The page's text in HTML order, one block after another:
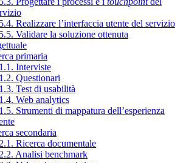
Realizzare l’interfaccia utente del servizio
Validare la soluzione ottenuta
primaria
Interviste
Questionari
Test di usabilità
Web analytics
Strumenti di mappatura dell’esperienza
secondaria
Ricerca documentale
Analisi benchmark